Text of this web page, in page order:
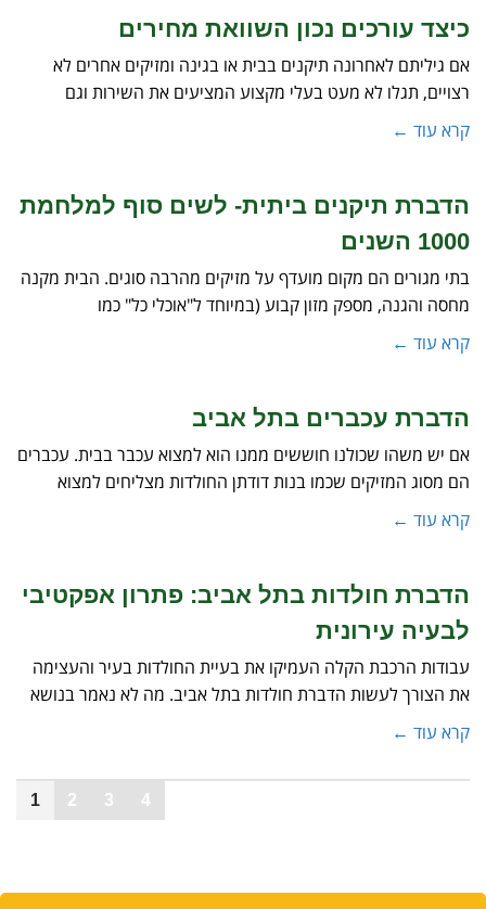
כיצד עורכים נכון השוואת מחירים
אם גיליתם לאחרונה תיקנים בבית או בגינה ומזיקים אחרים לא
רצויים, תגלו לא מעט בעלי מקצוע המציעים את השירות וגם
קרא עוד ←
הדברת תיקנים ביתית- לשים סוף למלחמת
1000 השנים
בתי מגורים הם מקום מועדף על מזיקים מהרבה סוגים. הבית מקנה
מחסה והגנה, מספק מזון קבוע (במיוחד ל"אוכלי כל" כמו
קרא עוד ←
הדברת עכברים בתל אביב
אם יש משהו שכולנו חוששים ממנו הוא למצוא עכבר בבית. עכברים
הם מסוג המזיקים שכמו בנות דודתן החולדות מצליחים למצוא
קרא עוד ←
הדברת חולדות בתל אביב: פתרון אפקטיבי
לבעיה עירונית
עבודות הרכבת הקלה העמיקו את בעיית החולדות בעיר והעצימה
את הצורך לעשות הדברת חולדות בתל אביב. מה לא נאמר בנושא
קרא עוד ←
1 2 3 4